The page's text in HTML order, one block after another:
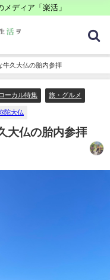
ディア「楽活」
牛久大仏の胎内参拝
ーカル特集 旅・グルメ
陀大仏
大仏の胎内参拝